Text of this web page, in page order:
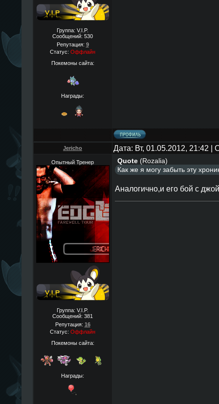
Группа: V.I.P.
Сообщений: 530
Репутация: 9
Статус: Оффлайн
Покемоны сайта:
Награды:
Jericho Дата: Вт, 01.05.2012, 21:42
Опытный Тренер
Группа: V.I.P.
Сообщений: 381
Репутация: 16
Статус: Оффлайн
Покемоны сайта:
Награды:
Quote(Rozalia)
Как же я могу забыть эту
Аналогично,и его бой с